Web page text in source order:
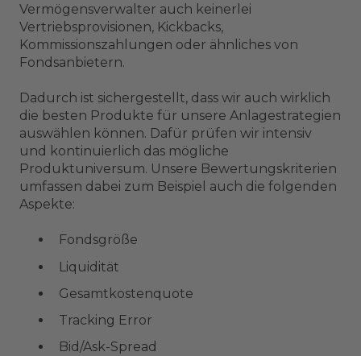
Vermögensverwalter auch keinerlei
Vertriebsprovisionen, Kickbacks,
Kommissionszahlungen oder ähnliches von
Fondsanbietern.
Dadurch ist sichergestellt, dass wir auch wirklich
die besten Produkte für unsere Anlagestrategien
auswählen können. Dafür prüfen wir intensiv
und kontinuierlich das mögliche
Produktuniversum. Unsere Bewertungskriterien
umfassen dabei zum Beispiel auch die folgenden
Aspekte:
Fondsgröße
Liquidität
Gesamtkostenquote
Tracking Error
Bid/Ask-Spread